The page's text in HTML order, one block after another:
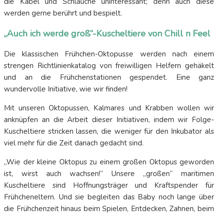
werden gerne berührt und bespielt.
„Auch ich werde groß“-Kuscheltiere von Chill n Feel
Die klassischen Frühchen-Oktopusse werden nach einem
strengen Richtlinienkatalog von freiwilligen Helfern gehäkelt
und an die Frühchenstationen gespendet. Eine ganz
wundervolle Initiative, wie wir finden!
Mit unseren Oktopussen, Kalmares und Krabben wollen wir
anknüpfen an die Arbeit dieser Initiativen, indem wir Folge-
Kuscheltiere stricken lassen, die weniger für den Inkubator als
viel mehr für die Zeit danach gedacht sind.
„Wie der kleine Oktopus zu einem großen Oktopus geworden
ist, wirst auch wachsen!“ Unsere „großen“ maritimen
Kuscheltiere sind Hoffnungsträger und Kraftspender für
Frühcheneltern. Und sie begleiten das Baby noch lange über
die Frühchenzeit hinaus beim Spielen, Entdecken, Zahnen, beim